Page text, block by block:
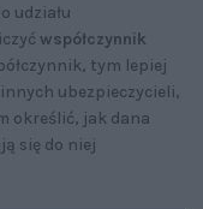
udziału
współczynnik
tym lepiej
ubezpieczycieli,
określić, jak dana
się do niej